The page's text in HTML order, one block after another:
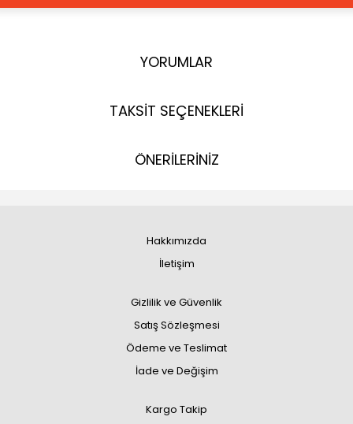
YORUMLAR
TAKSİT SEÇENEKLERİ
ÖNERİLERİNİZ
Hakkımızda
İletişim
Gizlilik ve Güvenlik
Satış Sözleşmesi
Ödeme ve Teslimat
İade ve Değişim
Kargo Takip